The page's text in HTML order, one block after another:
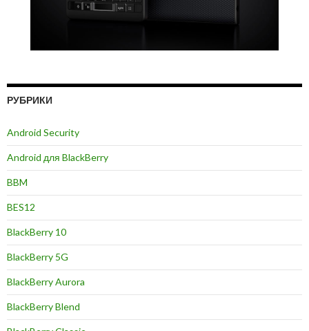
РУБРИКИ
Android Security
Android для BlackBerry
BBM
BES12
BlackBerry 10
BlackBerry 5G
BlackBerry Aurora
BlackBerry Blend